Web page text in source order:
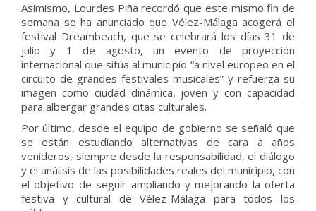
Asimismo, Lourdes Piña recordó que este mismo fin de
semana se ha anunciado que Vélez-Málaga acogerá el
festival Dreambeach, que se celebrará los días 31 de
julio y 1 de agosto, un evento de proyección
internacional que sitúa al municipio “a nivel europeo en el
circuito de grandes festivales musicales” y refuerza su
imagen como ciudad dinámica, joven y con capacidad
para albergar grandes citas culturales.
Por último, desde el equipo de gobierno se señaló que
se están estudiando alternativas de cara a años
venideros, siempre desde la responsabilidad, el diálogo
y el análisis de las posibilidades reales del municipio, con
el objetivo de seguir ampliando y mejorando la oferta
festiva y cultural de Vélez-Málaga para todos los